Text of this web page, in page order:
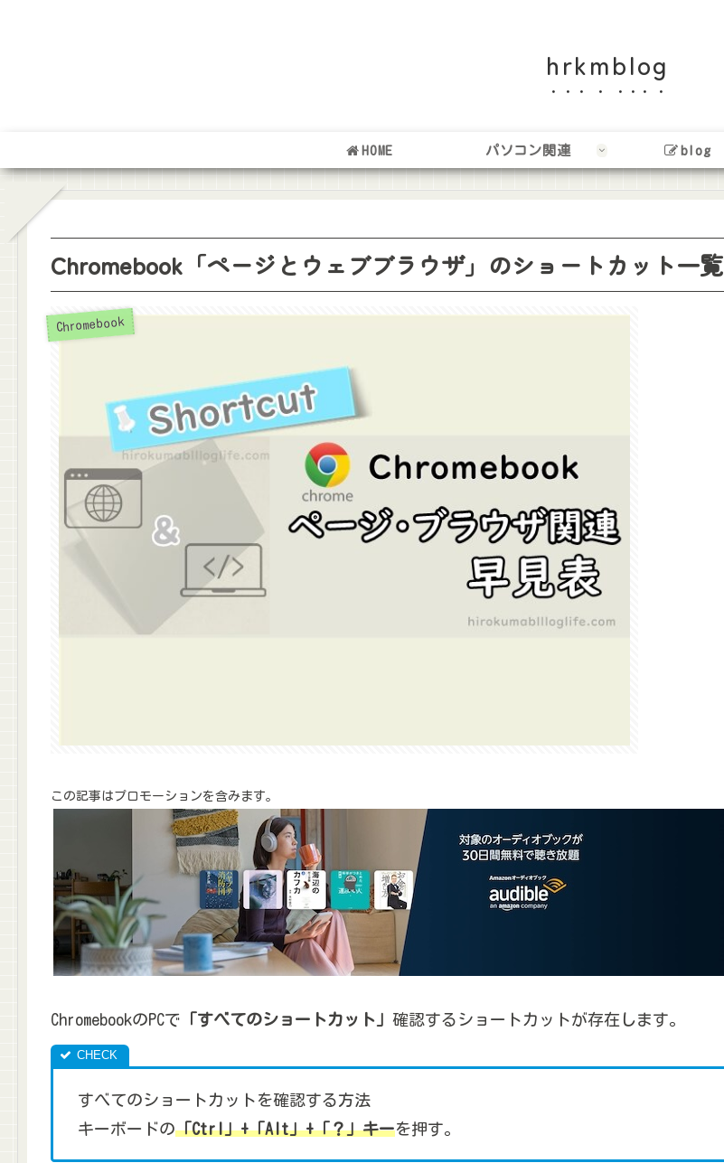
hrkmblog
HOME パソコン関連 blog
Chromebook「ページとウェブブラウザ」のショートカット一覧
Chromebook
この記事はプロモーションを含みます。
ChromebookのPCで 「すべてのショートカット」 確認するショートカットが存在します。
すべてのショートカットを確認する方法
キーボードの「Ctrl」+「Alt」+「？」キーを押す。